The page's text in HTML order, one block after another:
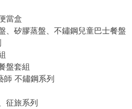
當盒
、矽膠蒸盤、不鏽鋼兒童巴士餐盤
盤套組
師 不鏽鋼系列
征旅系列